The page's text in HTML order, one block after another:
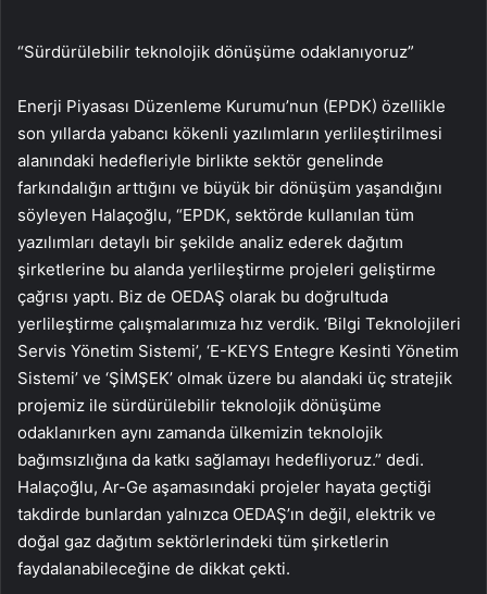
“Sürdürülebilir teknolojik dönüşüme odaklanıyoruz”
Enerji Piyasası Düzenleme Kurumu’nun (EPDK) özellikle
son yıllarda yabancı kökenli yazılımların yerlileştirilmesi
alanındaki hedefleriyle birlikte sektör genelinde
farkındalığın arttığını ve büyük bir dönüşüm yaşandığını
söyleyen Halaçoğlu, “EPDK, sektörde kullanılan tüm
yazılımları detaylı bir şekilde analiz ederek dağıtım
şirketlerine bu alanda yerlileştirme projeleri geliştirme
çağrısı yaptı. Biz de OEDAŞ olarak bu doğrultuda
yerlileştirme çalışmalarımıza hız verdik. ‘Bilgi Teknolojileri
Servis Yönetim Sistemi’, ‘E-KEYS Entegre Kesinti Yönetim
Sistemi’ ve ‘ŞİMŞEK’ olmak üzere bu alandaki üç stratejik
projemiz ile sürdürülebilir teknolojik dönüşüme
odaklanırken aynı zamanda ülkemizin teknolojik
bağımsızlığına da katkı sağlamayı hedefliyoruz.” dedi.
Halaçoğlu, Ar-Ge aşamasındaki projeler hayata geçtiği
takdirde bunlardan yalnızca OEDAŞ’ın değil, elektrik ve
doğal gaz dağıtım sektörlerindeki tüm şirketlerin
faydalanabileceğine de dikkat çekti.